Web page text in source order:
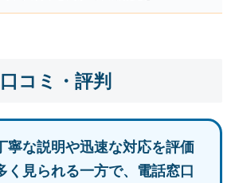
コミ・評判
寧な説明や迅速な対応を評価
く見られる一方で、電話窓口